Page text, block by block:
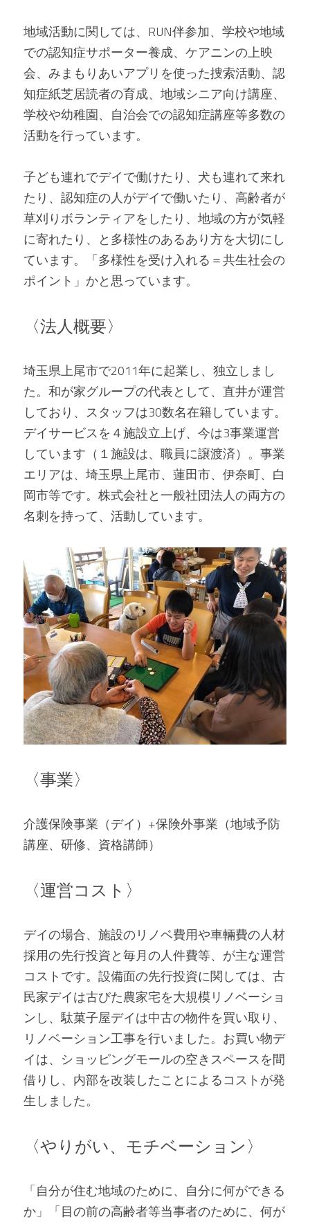
地域活動に関しては、RUN伴参加、学校や地域
での認知症サポーター養成、ケアニンの上映
会、みまもりあいアプリを使った捜索活動、認
知症紙芝居読者の育成、地域シニア向け講座、
学校や幼稚園、自治会での認知症講座等多数の
活動を行っています。
子ども連れでデイで働けたり、犬も連れて来れ
たり、認知症の人がデイで働いたり、高齢者が
草刈りボランティアをしたり、地域の方が気軽
に寄れたり、と多様性のあるあり方を大切にし
ています。「多様性を受け入れる＝共生社会の
ポイント」かと思っています。
〈法人概要〉
埼玉県上尾市で2011年に起業し、独立しまし
た。和が家グループの代表として、直井が運営
しており、スタッフは30数名在籍しています。
デイサービスを４施設立上げ、今は3事業運営
しています（１施設は、職員に譲渡済）。事業
エリアは、埼玉県上尾市、蓮田市、伊奈町、白
岡市等です。株式会社と一般社団法人の両方の
名刺を持って、活動しています。
〈事業〉
介護保険事業（デイ）+保険外事業（地域予防
講座、研修、資格講師）
〈運営コスト〉
デイの場合、施設のリノベ費用や車輛費の人材
採用の先行投資と毎月の人件費等、が主な運営
コストです。設備面の先行投資に関しては、古
民家デイは古びた農家宅を大規模リノベーショ
ンし、駄菓子屋デイは中古の物件を買い取り、
リノベーション工事を行いました。お買い物デ
イは、ショッピングモールの空きスペースを間
借りし、内部を改装したことによるコストが発
生しました。
〈やりがい、モチベーション〉
「自分が住む地域のために、自分に何ができる
か」「目の前の高齢者等当事者のために、何が